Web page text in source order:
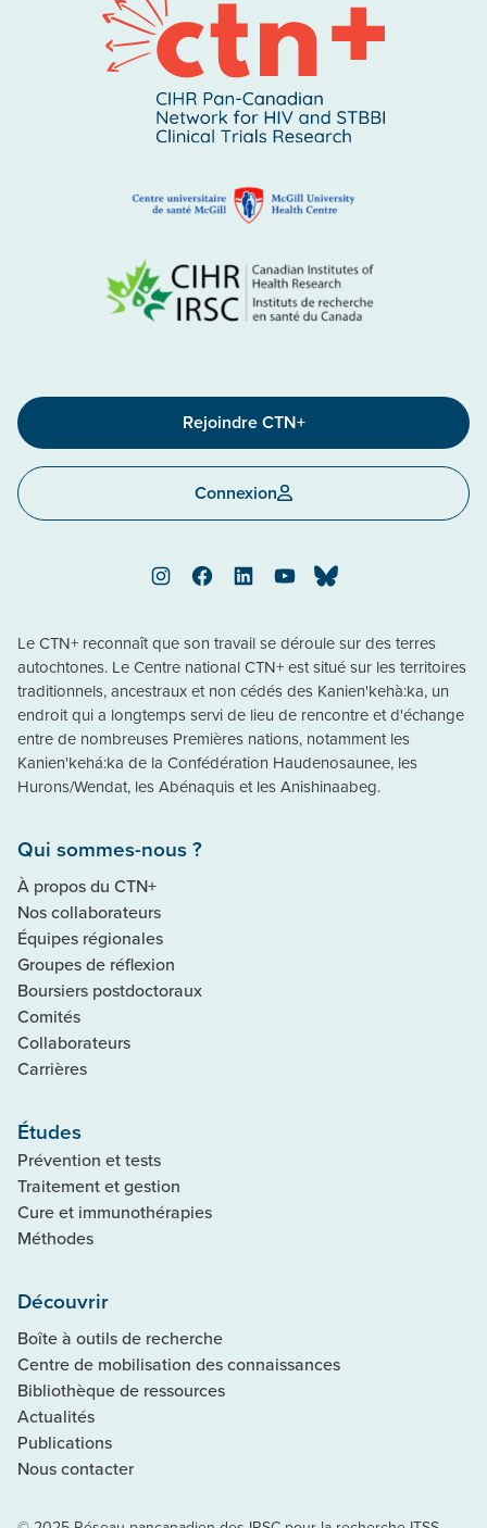
Rejoindre CTN+
Connexion
InstagramFacebookLinkedInYouTubeBluesky
Le CTN+ reconnaît que son travail se déroule sur des terres
autochtones. Le Centre national CTN+ est situé sur les territoires
traditionnels, ancestraux et non cédés des Kanien'kehà:ka, un
endroit qui a longtemps servi de lieu de rencontre et d'échange
entre de nombreuses Premières nations, notamment les
Kanien'kehá:ka de la Confédération Haudenosaunee, les
Hurons/Wendat, les Abénaquis et les Anishinaabeg.
Qui sommes-nous ?
À propos du CTN+
Nos collaborateurs
Équipes régionales
Groupes de réflexion
Boursiers postdoctoraux
Comités
Collaborateurs
Carrières
Études
Prévention et tests
Traitement et gestion
Cure et immunothérapies
Méthodes
Découvrir
Boîte à outils de recherche
Centre de mobilisation des connaissances
Bibliothèque de ressources
Actualités
Publications
Nous contacter